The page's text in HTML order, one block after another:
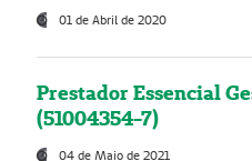
01 de Abril de 2020
Prestador Essencial
(51004354-7)
04 de Maio de 2021